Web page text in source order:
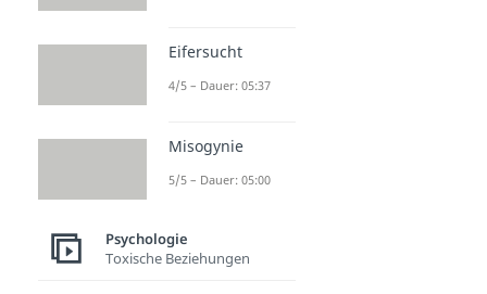
Eifersucht
4/5 – Dauer: 05:37
Misogynie
5/5 – Dauer: 05:00
Psychologie
Toxische Beziehungen